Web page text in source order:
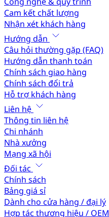
Cam kết chất lượng
Nhận xét khách hàng
Hướng dẫn
Câu hỏi thường gặp (FAQ)
Hướng dẫn thanh toán
Chính sách giao hàng
Chính sách đổi trả
Hỗ trợ khách hàng
Liên hệ
Thông tin liên hệ
Chi nhánh
Nhà xưởng
Mạng xã hội
Đối tác
Chính sách
Bảng giá sỉ
Dành cho cửa hàng / đại lý
Hợp tác thương hiệu / OEM